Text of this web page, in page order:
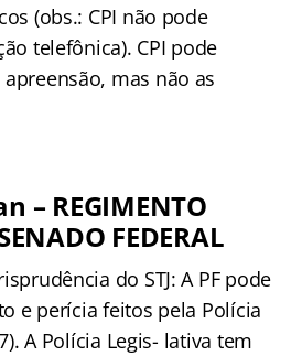
(obs.: CPI não pode
telefônica). CPI pode
mas não as
– REGIMENTO
FEDERAL
do STJ: A PF pode
e perícia feitos pela Polícia
A Polícia Legis- lativa tem